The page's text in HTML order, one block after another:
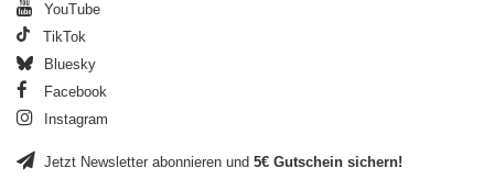
YouTube
TikTok
Bluesky
Facebook
Instagram
Jetzt Newsletter abonnieren und 5€ Gutschein sichern!